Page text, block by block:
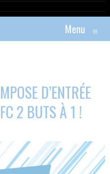
Menu ≡
D’ENTRÉE
2 BUTS À 1 !